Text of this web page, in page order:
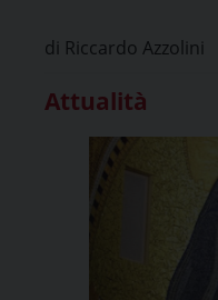
di Riccardo Azzolini
Attualità